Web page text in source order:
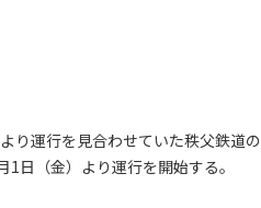
り運行を見合わせていた秩父鉄道の
1日（金）より運行を開始する。